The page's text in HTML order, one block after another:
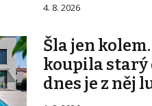
4. 8. 2026
Šla jen
koupila starý
dnes je z něj